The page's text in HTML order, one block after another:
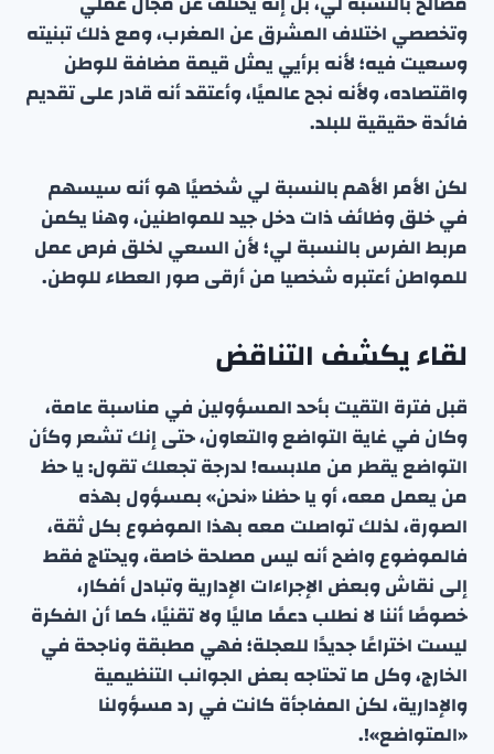
وتخصصي اختلاف المشرق عن المغرب، ومع ذلك تبنيته
وسعيت فيه؛ لأنه برأيي يمثل قيمة مضافة للوطن
واقتصاده، ولأنه نجح عالميًا، وأعتقد أنه قادر على تقديم
فائدة حقيقية للبلد.
لكن الأمر الأهم بالنسبة لي شخصيًا هو أنه سيسهم
في خلق وظائف ذات دخل جيد للمواطنين، وهنا يكمن
مربط الفرس بالنسبة لي؛ لأن السعي لخلق فرص عمل
للمواطن أعتبره شخصيا من أرقى صور العطاء للوطن.
لقاء يكشف التناقض
قبل فترة التقيت بأحد المسؤولين في مناسبة عامة،
وكان في غاية التواضع والتعاون، حتى إنك تشعر وكأن
التواضع يقطر من ملابسه! لدرجة تجعلك تقول: يا حظ
من يعمل معه، أو يا حظنا «نحن» بمسؤول بهذه
الصورة، لذلك تواصلت معه بهذا الموضوع بكل ثقة،
فالموضوع واضح أنه ليس مصلحة خاصة، ويحتاج فقط
إلى نقاش وبعض الإجراءات الإدارية وتبادل أفكار،
خصوصًا أننا لا نطلب دعمًا ماليًا ولا تقنيًا، كما أن الفكرة
ليست اختراعًا جديدًا للعجلة؛ فهي مطبقة وناجحة في
الخارج، وكل ما تحتاجه بعض الجوانب التنظيمية
والإدارية، لكن المفاجأة كانت في رد مسؤولنا
«المتواضع»!.